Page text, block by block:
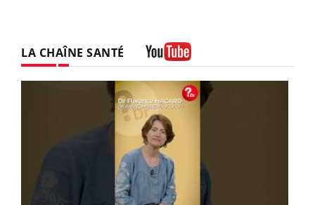
LA CHAÎNE SANTÉ